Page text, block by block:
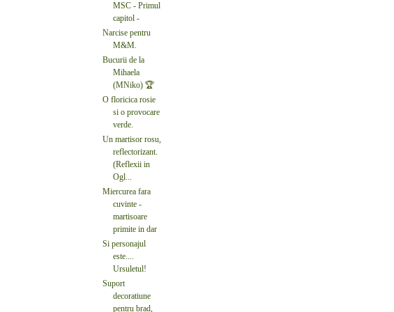
MSC - Primul
capitol -
Narcise pentru
M&M.
Bucurii de la
Mihaela
(MNiko) 🏆
O floricica rosie
si o provocare
verde.
Un martisor rosu,
reflectorizant.
(Reflexii in
Ogl...
Miercurea fara
cuvinte -
martisoare
primite in dar
Si personajul
este....
Ursuletul!
Suport
decoratiune
pentru brad,